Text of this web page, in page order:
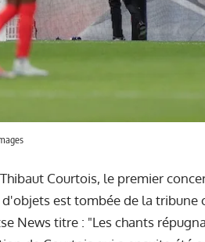
Courtois, le premier
est tombée de la tribune
News titre : "Les chants